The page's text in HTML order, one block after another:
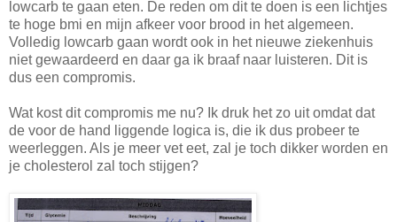
lowcarb te gaan eten. De reden om dit te doen is een lichtjes
te hoge bmi en mijn afkeer voor brood in het algemeen.
Volledig lowcarb gaan wordt ook in het nieuwe ziekenhuis
niet gewaardeerd en daar ga ik braaf naar luisteren. Dit is
dus een compromis.
Wat kost dit compromis me nu? Ik druk het zo uit omdat dat
de voor de hand liggende logica is, die ik dus probeer te
weerleggen. Als je meer vet eet, zal je toch dikker worden en
je cholesterol zal toch stijgen?